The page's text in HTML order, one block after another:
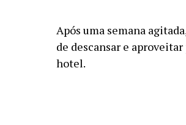
Após uma semana
de descansar e
hotel.